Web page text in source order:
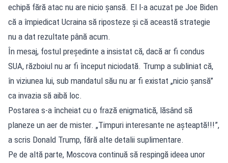
echipă fără atac nu are nicio șansă. El l-a acuzat pe Joe Biden
că a împiedicat Ucraina să riposteze și că această strategie
nu a dat rezultate până acum.
În mesaj, fostul președinte a insistat că, dacă ar fi condus
SUA, războiul nu ar fi început niciodată. Trump a subliniat că,
în viziunea lui, sub mandatul său nu ar fi existat „nicio șansă”
ca invazia să aibă loc.
Postarea s-a încheiat cu o frază enigmatică, lăsând să
planeze un aer de mister. „Timpuri interesante ne așteaptă!!!”,
a scris Donald Trump, fără alte detalii suplimentare.
Pe de altă parte, Moscova continuă să respingă ideea unor